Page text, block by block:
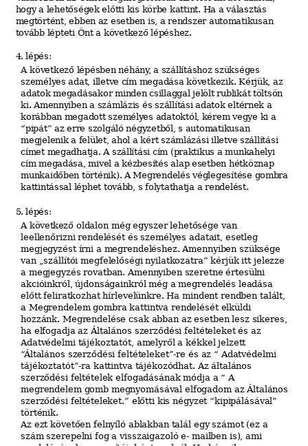
hogy a lehetőségek előtti kis körbe kattint. Ha a választás
megtörtént, ebben az esetben is, a rendszer automatikusan
tovább lépteti Önt a következő lépéshez.
4. lépés:
Akövetkező lépésben néhány, a szállításhoz szükséges
személyes adat, illetve cím megadása következik. Kérjük, az
adatok megadásakor minden csillaggal jelölt rublikát töltsön
ki. Amennyiben a számlázis és szállítási adatok eltérnek a
korábban megadott személyes adatoktól, kérem vegye ki a
“pipát” az erre szolgáló négyzetből, s automatikusan
megjelenik a felület, ahol a kért számlázási illetve szállítási
címet megadhatja. A szállítási cím (praktikus a munkahelyi
cím megadása, mivel a kézbesítés alap esetben hétköznap
munkaidőben történik). A Megrendelés véglegesítése gombra
kattintással léphet tovább, s folytathatja a rendelést.
5. lépés:
Akövetkező oldalon még egyszer lehetősége van
leellenőrizni rendelését és személyes adatait, esetleg
megjegyzést írni a megrendeléshez. Amennyiben szüksége
van „szállítói megfelelőségi nyilatkozatra” kérjük itt jelezze
a megjegyzés rovatban. Amennyiben szeretne értesülni
akcióinkról, újdonságainkról még a megrendelés leadása
előtt feliratkozhat hírlevelünkre. Ha mindent rendben talált,
a Megrendelem gombra kattintva rendelését elküldi
hozzánk. Megrendelése csak abban az esetben lesz sikeres,
ha elfogadja az Általános szerződési feltételeket és az
Adatvédelmi tájékoztatót, amelyről a kékkel jelzett
“Általános szerződési feltételeket”-re és az “ Adatvédelmi
tájékoztatót”-ra kattintva tájékozódhat. Az általános
szerződési feltételek elfogadásának módja a “ A
megrendelem gomb megnyomásával elfogadom az Általános
szerződési feltételeket.” előtti kis négyzet “kipipálásával”
történik.
Az ezt követően felnyíló ablakban talál egy számot (ez a
szám szerepelni fog a visszaigazoló e- mailben is), ami